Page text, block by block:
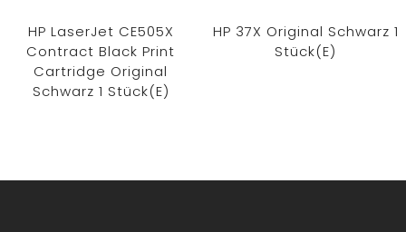
HP LaserJet CE505X
Contract Black Print
Cartridge Original
Schwarz 1 Stück(e)
HP 37X Original Schwarz 1
Stück(e)